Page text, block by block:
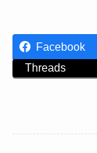
Facebook
Threads